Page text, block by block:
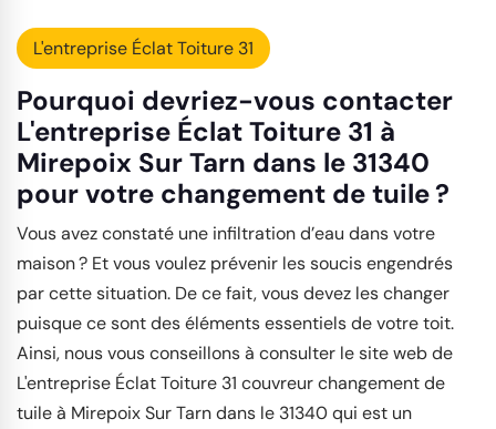
L'entreprise Éclat Toiture 31
Pourquoi devriez-vous contacter
L'entreprise Éclat Toiture 31 à
Mirepoix Sur Tarn dans le 31340
pour votre changement de tuile ?
Vous avez constaté une infiltration d’eau dans votre
maison ? Et vous voulez prévenir les soucis engendrés
par cette situation. De ce fait, vous devez les changer
puisque ce sont des éléments essentiels de votre toit.
Ainsi, nous vous conseillons à consulter le site web de
L'entreprise Éclat Toiture 31 couvreur changement de
tuile à Mirepoix Sur Tarn dans le 31340 qui est un